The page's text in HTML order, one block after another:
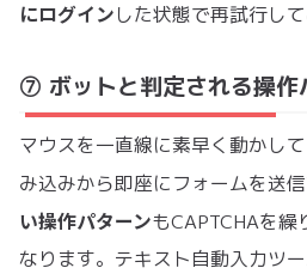
にログインした状態で再試行し
⑦ ボットと判定される操作
マウスを一直線に素早く動かし
み込みから即座にフォームを送信
い操作パターンもCAPTCHAを繰
なります。テキスト自動入力ツ